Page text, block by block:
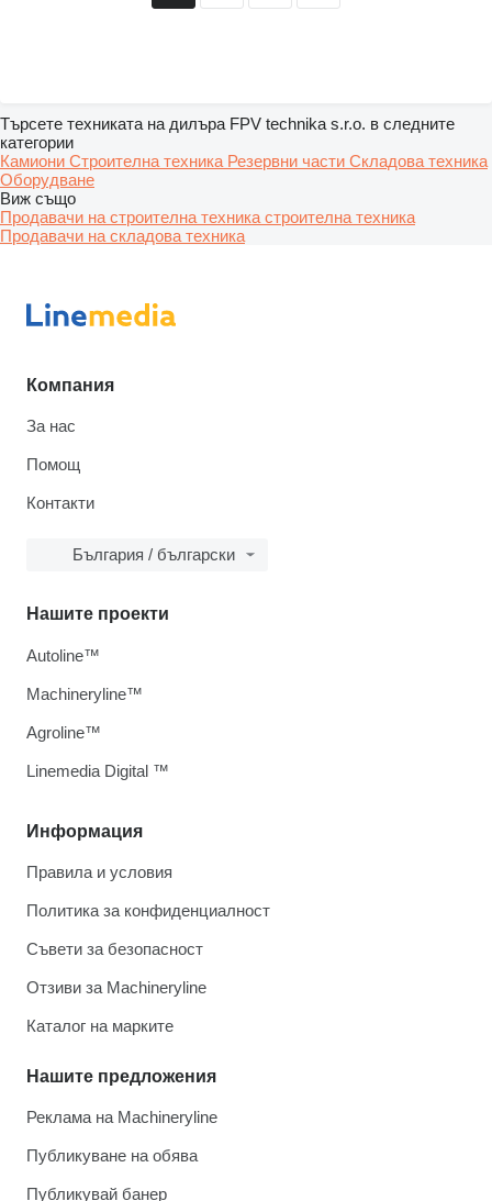
Търсете техниката на дилъра FPV technika s.r.o. в следните
категории
Камиони Строителна техника Резервни части Складова техника
Оборудване
Виж също
Продавачи на строителна техника строителна техника
Продавачи на складова техника
Компания
За нас
Помощ
Контакти
България / български
Информация
Правила и условия
Политика за конфиденциалност
Съвети за безопасност
Отзиви за Machineryline
Каталог на марките
Нашите предложения
Реклама на Machineryline
Публикуване на обява
Публикувай банер
Нашите проекти
Autoline™
Machineryline™
Agroline™
Linemedia Digital ™